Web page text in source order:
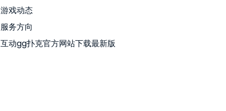
游戏动态
服务方向
互动gg扑克官方网站下载最新版